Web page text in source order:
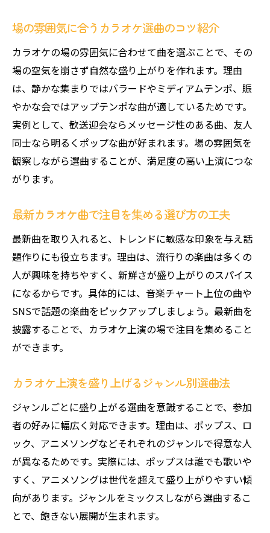
カラオケ仲間に褒められる歌い方の工夫
みんなで楽しむカラオケのマナー徹底解説
カラオケで守るべきマナーと暗黙のルール
みんなが快適に過ごせるカラオケ上演マナ
ー
カラオケでトラブルを防ぐための基本的心
得
カラオケでNGな行為と避けるべきポイント
初心者も安心できるカラオケマナー入門
カラオケ採点機能の仕組みと魅力を解説
高得点を目指すためのカラオケ攻略ポイン
ト
採点機能で盛り上がるカラオケ上演の工夫
カラオケDAMなど種類ごとの採点の違い紹
介
仲間と楽しむカラオケ採点バトルの楽しみ
方
カラオケで避けたいNG行為と注意点
カラオケ上演でやってはいけないNG行動
カラオケで場を白けさせる行為に注意しよ
う
マイクの独占や強要を避けるカラオケマナ
ー
場の雰囲気に合うカラオケ選曲のコツ紹介
カラオケの場の雰囲気に合わせて曲を選ぶことで、その
場の空気を崩さず自然な盛り上がりを作れます。理由
は、静かな集まりではバラードやミディアムテンポ、賑
やかな会ではアップテンポな曲が適しているためです。
実例として、歓送迎会ならメッセージ性のある曲、友人
同士なら明るくポップな曲が好まれます。場の雰囲気を
観察しながら選曲することが、満足度の高い上演につな
がります。
最新カラオケ曲で注目を集める選び方の工夫
最新曲を取り入れると、トレンドに敏感な印象を与え話
題作りにも役立ちます。理由は、流行りの楽曲は多くの
人が興味を持ちやすく、新鮮さが盛り上がりのスパイス
になるからです。具体的には、音楽チャート上位の曲や
SNSで話題の楽曲をピックアップしましょう。最新曲を
披露することで、カラオケ上演の場で注目を集めること
ができます。
カラオケ上演を盛り上げるジャンル別選曲法
ジャンルごとに盛り上がる選曲を意識することで、参加
者の好みに幅広く対応できます。理由は、ポップス、ロ
ック、アニメソングなどそれぞれのジャンルで得意な人
が異なるためです。実際には、ポップスは誰でも歌いや
すく、アニメソングは世代を超えて盛り上がりやすい傾
向があります。ジャンルをミックスしながら選曲するこ
とで、飽きない展開が生まれます。